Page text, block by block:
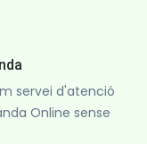
servei d'atenció
Online sense